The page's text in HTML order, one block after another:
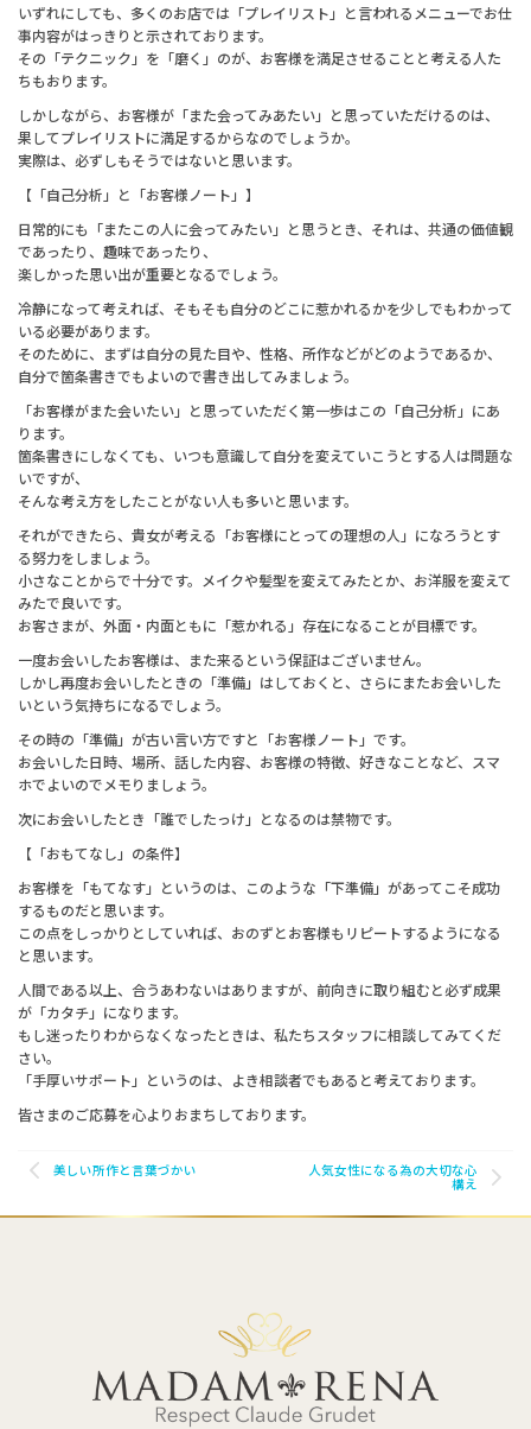
いずれにしても、多くのお店では「プレイリスト」と言われるメニューでお仕
事内容がはっきりと示されております。
その「テクニック」を「磨く」のが、お客様を満足させることと考える人た
ちもおります。
しかしながら、お客様が「また会ってみあたい」と思っていただけるのは、
果してプレイリストに満足するからなのでしょうか。
実際は、必ずしもそうではないと思います。
【「自己分析」と「お客様ノート」】
日常的にも「またこの人に会ってみたい」と思うとき、それは、共通の価値観
であったり、趣味であったり、
楽しかった思い出が重要となるでしょう。
冷静になって考えれば、そもそも自分のどこに惹かれるかを少しでもわかって
いる必要があります。
そのために、まずは自分の見た目や、性格、所作などがどのようであるか、
自分で箇条書きでもよいので書き出してみましょう。
「お客様がまた会いたい」と思っていただく第一歩はこの「自己分析」にあ
ります。
箇条書きにしなくても、いつも意識して自分を変えていこうとする人は問題な
いですが、
そんな考え方をしたことがない人も多いと思います。
それができたら、貴女が考える「お客様にとっての理想の人」になろうとす
る努力をしましょう。
小さなことからで十分です。メイクや髪型を変えてみたとか、お洋服を変えて
みたで良いです。
お客さまが、外面・内面ともに「惹かれる」存在になることが目標です。
一度お会いしたお客様は、また来るという保証はございません。
しかし再度お会いしたときの「準備」はしておくと、さらにまたお会いした
いという気持ちになるでしょう。
その時の「準備」が古い言い方ですと「お客様ノート」です。
お会いした日時、場所、話した内容、お客様の特徴、好きなことなど、スマ
ホでよいのでメモりましょう。
次にお会いしたとき「誰でしたっけ」となるのは禁物です。
【「おもてなし」の条件】
お客様を「もてなす」というのは、このような「下準備」があってこそ成功
するものだと思います。
この点をしっかりとしていれば、おのずとお客様もリピートするようになる
と思います。
人間である以上、合うあわないはありますが、前向きに取り組むと必ず成果
が「カタチ」になります。
もし迷ったりわからなくなったときは、私たちスタッフに相談してみてくだ
さい。
「手厚いサポート」というのは、よき相談者でもあると考えております。
皆さまのご応募を心よりおまちしております。
美しい所作と言葉づかい
人気女性になる為の大切な心
構え